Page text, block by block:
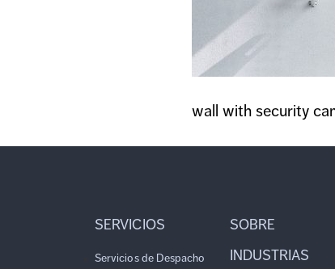
wall with security
SERVICIOS
Servicios de Despacho
SOBRE
INDUSTRIAS